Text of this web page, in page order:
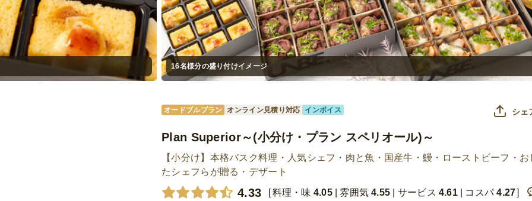
16名様分の盛り付けイメージ
オードブルプラン オンライン見積り対応 インボイス シェ
Plan Superior～(小分け・プラン スペリオール)～
【小分け】本格バスク料理・人気シェフ・肉と魚・国産牛・鰻・ローストビーフ・
たシェフらが贈る・デザート
4.33 料理・味 4.05 雰囲気 4.55 サービス 4.61 コスパ 4.27